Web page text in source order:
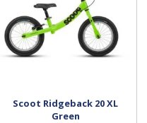
Scoot Ridgeback 20 XL
Green